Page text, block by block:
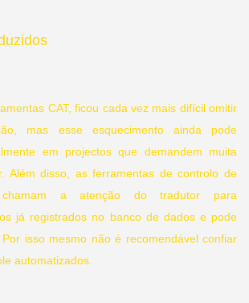
CAT, ficou cada vez mais difícil omitir
mas esse esquecimento ainda pode
em projectos que demandem muita
Além disso, as ferramentas de controlo de
a atenção do tradutor para
já registrados no banco de dados e pode
isso mesmo não é recomendável confiar
automatizados.